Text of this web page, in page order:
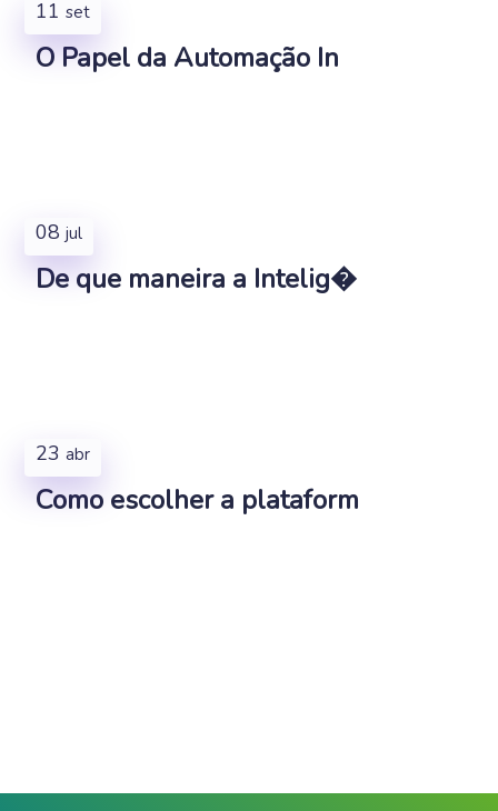
11 set
O Papel da Automação In
08 jul
De que maneira a Intelig�
23 abr
Como escolher a plataform